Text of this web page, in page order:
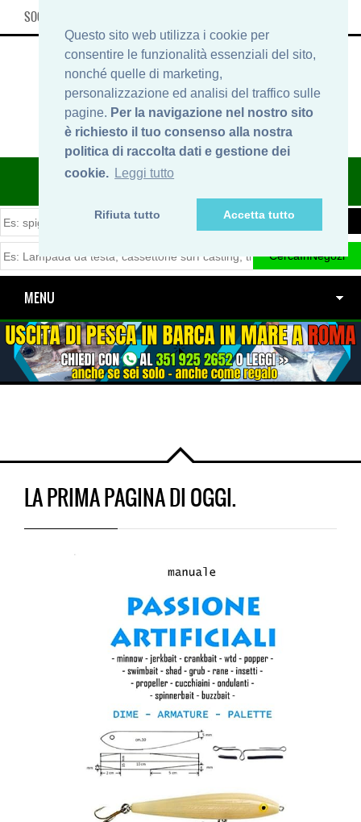
Questo sito web utilizza i cookie per
consentire le funzionalità essenziali del sito,
nonché quelle di marketing,
personalizzazione ed analisi del traffico sulle
pagine. Per la navigazione nel nostro sito
è richiesto il tuo consenso alla nostra
politica di raccolta dati e gestione dei
cookie. Leggi tutto
Rifiuta tutto Accetta tutto
SOCIAL, INFO & SHOP
ITINERARIDIPESCA.IT
MENU
LA PRIMA PAGINA DI OGGI.